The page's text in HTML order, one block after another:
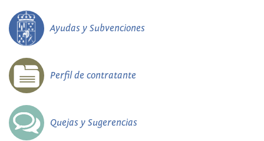
Ayudas y Subvenciones
Perfil de contratante
Quejas y Sugerencias